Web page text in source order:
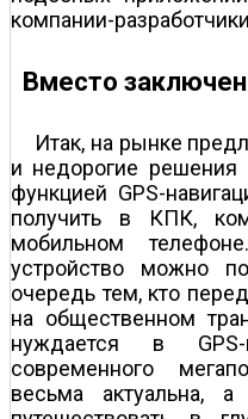
компании-
Вместо
Итак, на рынке
и недорогие решения
функцией GPS-
получить в КПК,
мобильном
устройство можно
очередь тем, кто
на общественном
нуждается в GPS-
современного
весьма актуальна,